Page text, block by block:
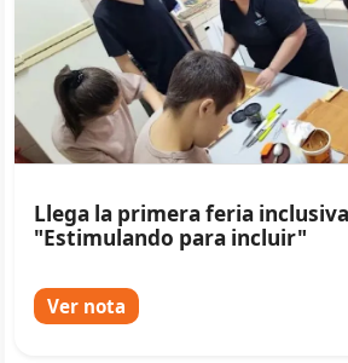
Llega la primera feria
"Estimulando para incluir"
Ver nota